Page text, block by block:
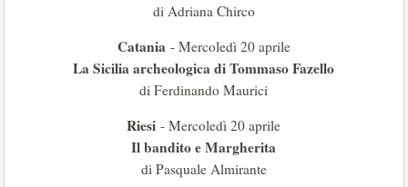
di Adriana Chirco
Catania - Mercoledì 20 aprile
La Sicilia archeologica di Tommaso Fazello
di Ferdinando Maurici
Riesi - Mercoledì 20 aprile
Il bandito e Margherita
di Pasquale Almirante